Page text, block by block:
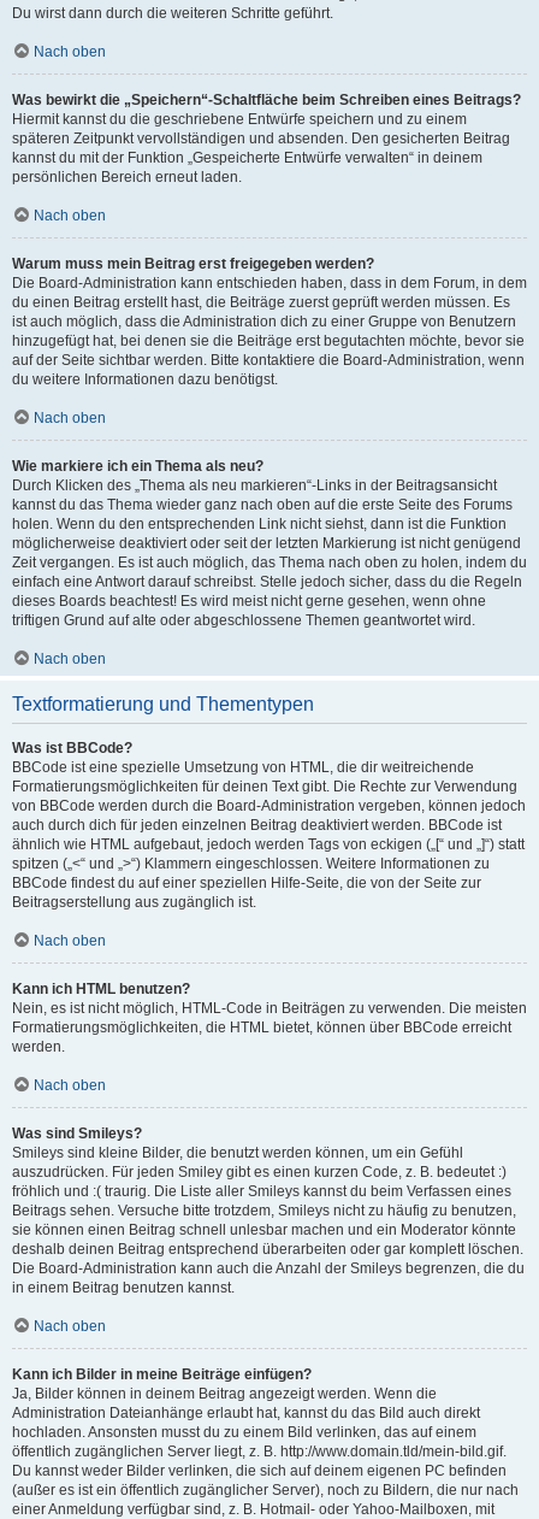
Du wirst dann durch die weiteren Schritte geführt.
Nach oben
Was bewirkt die „Speichern“-Schaltfläche beim Schreiben eines Beitrags?
Hiermit kannst du die geschriebene Entwürfe speichern und zu einem
späteren Zeitpunkt vervollständigen und absenden. Den gesicherten Beitrag
kannst du mit der Funktion „Gespeicherte Entwürfe verwalten“ in deinem
persönlichen Bereich erneut laden.
Nach oben
Warum muss mein Beitrag erst freigegeben werden?
Die Board-Administration kann entschieden haben, dass in dem Forum, in dem
du einen Beitrag erstellt hast, die Beiträge zuerst geprüft werden müssen. Es
ist auch möglich, dass die Administration dich zu einer Gruppe von Benutzern
hinzugefügt hat, bei denen sie die Beiträge erst begutachten möchte, bevor sie
auf der Seite sichtbar werden. Bitte kontaktiere die Board-Administration, wenn
du weitere Informationen dazu benötigst.
Nach oben
Wie markiere ich ein Thema als neu?
Durch Klicken des „Thema als neu markieren“-Links in der Beitragsansicht
kannst du das Thema wieder ganz nach oben auf die erste Seite des Forums
holen. Wenn du den entsprechenden Link nicht siehst, dann ist die Funktion
möglicherweise deaktiviert oder seit der letzten Markierung ist nicht genügend
Zeit vergangen. Es ist auch möglich, das Thema nach oben zu holen, indem du
einfach eine Antwort darauf schreibst. Stelle jedoch sicher, dass du die Regeln
dieses Boards beachtest! Es wird meist nicht gerne gesehen, wenn ohne
triftigen Grund auf alte oder abgeschlossene Themen geantwortet wird.
Nach oben
Textformatierung und Thementypen
Was ist BBCode?
BBCode ist eine spezielle Umsetzung von HTML, die dir weitreichende
Formatierungsmöglichkeiten für deinen Text gibt. Die Rechte zur Verwendung
von BBCode werden durch die Board-Administration vergeben, können jedoch
auch durch dich für jeden einzelnen Beitrag deaktiviert werden. BBCode ist
ähnlich wie HTML aufgebaut, jedoch werden Tags von eckigen („[“ und „]“) statt
spitzen („<“ und „>“) Klammern eingeschlossen. Weitere Informationen zu
BBCode findest du auf einer speziellen Hilfe-Seite, die von der Seite zur
Beitragserstellung aus zugänglich ist.
Nach oben
Kann ich HTML benutzen?
Nein, es ist nicht möglich, HTML-Code in Beiträgen zu verwenden. Die meisten
Formatierungsmöglichkeiten, die HTML bietet, können über BBCode erreicht
werden.
Nach oben
Was sind Smileys?
Smileys sind kleine Bilder, die benutzt werden können, um ein Gefühl
auszudrücken. Für jeden Smiley gibt es einen kurzen Code, z. B. bedeutet :)
fröhlich und :( traurig. Die Liste aller Smileys kannst du beim Verfassen eines
Beitrags sehen. Versuche bitte trotzdem, Smileys nicht zu häufig zu benutzen,
sie können einen Beitrag schnell unlesbar machen und ein Moderator könnte
deshalb deinen Beitrag entsprechend überarbeiten oder gar komplett löschen.
Die Board-Administration kann auch die Anzahl der Smileys begrenzen, die du
in einem Beitrag benutzen kannst.
Nach oben
Kann ich Bilder in meine Beiträge einfügen?
Ja, Bilder können in deinem Beitrag angezeigt werden. Wenn die
Administration Dateianhänge erlaubt hat, kannst du das Bild auch direkt
hochladen. Ansonsten musst du zu einem Bild verlinken, das auf einem
öffentlich zugänglichen Server liegt, z. B. http://www.domain.tld/mein-bild.gif.
Du kannst weder Bilder verlinken, die sich auf deinem eigenen PC befinden
(außer es ist ein öffentlich zugänglicher Server), noch zu Bildern, die nur nach
einer Anmeldung verfügbar sind, z. B. Hotmail- oder Yahoo-Mailboxen, mit